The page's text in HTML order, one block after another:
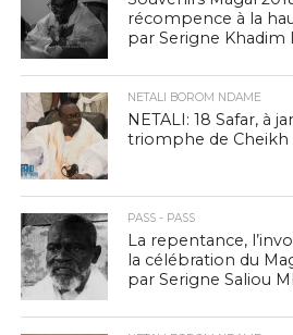
récompence à la
par Serigne Khadim
NETALI BOROM NDAME
NETALI: 18 Safar, à
triomphe de Cheikh
PASS - PASS
La repentance,
la célébration du
par Serigne Saliou